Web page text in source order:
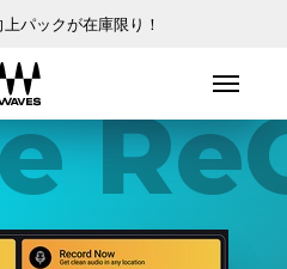
パックが在庫限り！